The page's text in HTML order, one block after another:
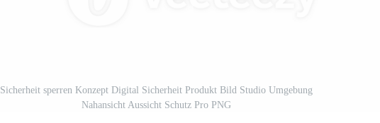
Sicherheit sperren Konzept Digital Sicherheit Produkt Bild Studio Umgebung
Nahansicht Aussicht Schutz Pro PNG